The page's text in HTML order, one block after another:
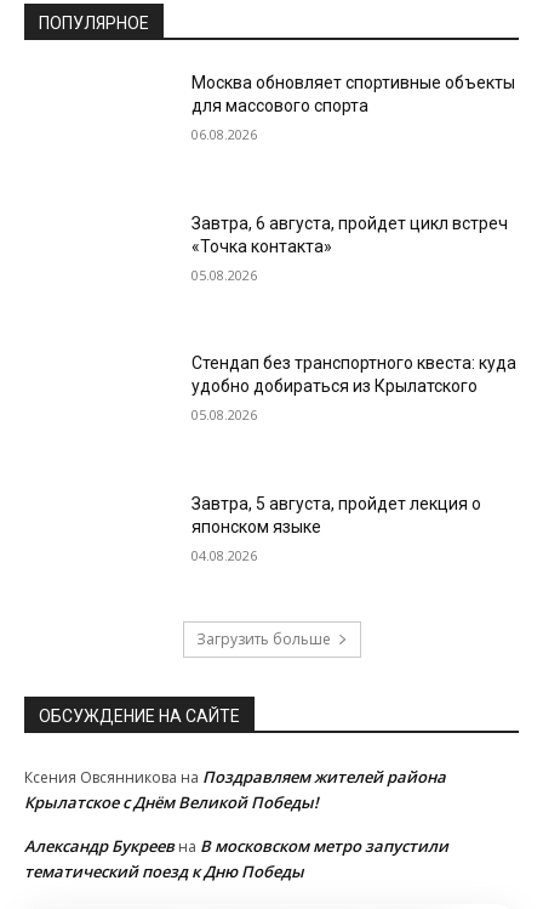
ПОПУЛЯРНОЕ
Москва обновляет спортивные объекты
для массового спорта
06.08.2026
Завтра, 6 августа, пройдет цикл встреч
«Точка контакта»
05.08.2026
Стендап без транспортного квеста: куда
удобно добираться из Крылатского
05.08.2026
Завтра, 5 августа, пройдет лекция о
японском языке
04.08.2026
Загрузить больше
ОБСУЖДЕНИЕ НА САЙТЕ
Ксения Овсянникова на Поздравляем жителей района
Крылатское с Днём Великой Победы!
Александр Букреевна В московском метро запустили
тематический поезд к Дню Победы